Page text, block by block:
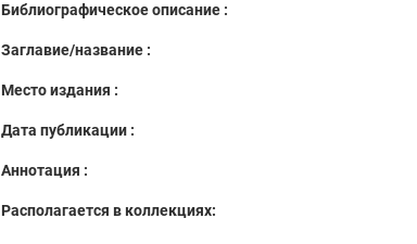
Библиографическое описание :
Заглавие/название :
Место издания :
Дата публикации :
Аннотация :
Располагается в коллекциях: